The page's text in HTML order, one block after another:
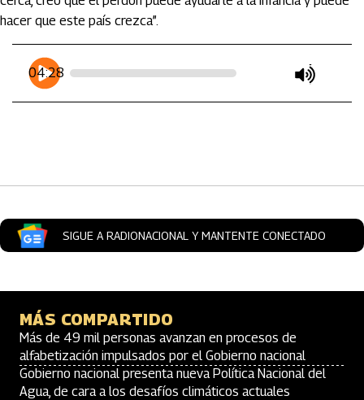
hacer que este país crezca”.
Artículos Player
Player Articulos
play
mute
04:28
SIGUE A RADIONACIONAL Y MANTENTE CONECTADO
MÁS COMPARTIDO
Más de 49 mil personas avanzan en procesos de
alfabetización impulsados por el Gobierno nacional
Gobierno nacional presenta nueva Política Nacional del
Agua, de cara a los desafíos climáticos actuales